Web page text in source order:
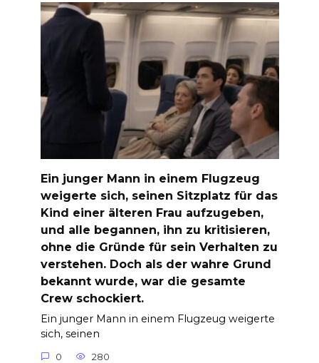
Ein junger Mann in einem Flugzeug
weigerte sich, seinen Sitzplatz für das
Kind einer älteren Frau aufzugeben,
und alle begannen, ihn zu kritisieren,
ohne die Gründe für sein Verhalten zu
verstehen. Doch als der wahre Grund
bekannt wurde, war die gesamte
Crew schockiert.
Ein junger Mann in einem Flugzeug weigerte
sich, seinen
0 280